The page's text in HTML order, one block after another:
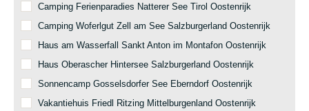
Camping Ferienparadies Natterer See Tirol Oostenrijk
Camping Woferlgut Zell am See Salzburgerland Oostenrijk
Haus am Wasserfall Sankt Anton im Montafon Oostenrijk
Haus Oberascher Hintersee Salzburgerland Oostenrijk
Sonnencamp Gosselsdorfer See Eberndorf Oostenrijk
Vakantiehuis Friedl Ritzing Mittelburgenland Oostenrijk